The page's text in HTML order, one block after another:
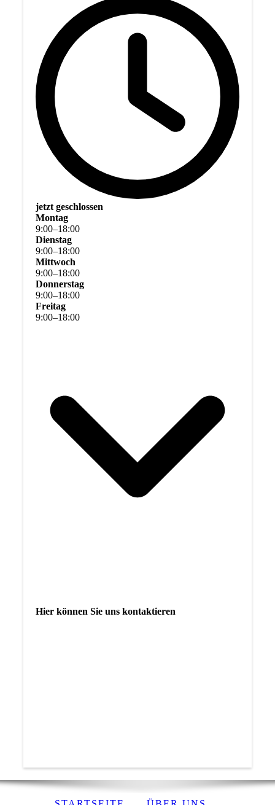
jetzt geschlossen
Montag
9:00–18:00
Dienstag
9:00–18:00
Mittwoch
9:00–18:00
Donnerstag
9:00–18:00
Freitag
9:00–18:00
Hier können Sie uns kontaktieren